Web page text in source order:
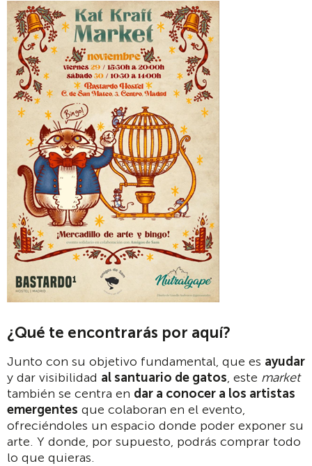
¿Qué te encontrarás por aquí?
Junto con su objetivo fundamental, que es ayudar
y dar visibilidad al santuario de gatos, este market
también se centra en dar a conocer a los artistas
emergentes que colaboran en el evento,
ofreciéndoles un espacio donde poder exponer su
arte. Y donde, por supuesto, podrás comprar todo
lo que quieras.